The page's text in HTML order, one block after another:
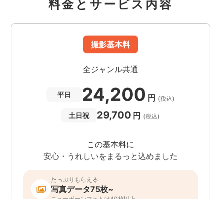
料金とサービス内容
撮影基本料
全ジャンル共通
平日 24,200 円 (税込)
土日祝 29,700 円 (税込)
この基本料に
安心・うれしいをまるっと込めました
たっぷりもらえる
写真データ75枚~